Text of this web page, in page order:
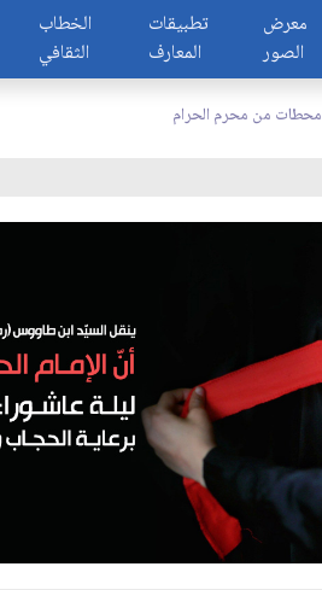
الخطاب
الثقافي
تطبيقات
المعارف
معرض
الصور
محطات من محرم الحرام